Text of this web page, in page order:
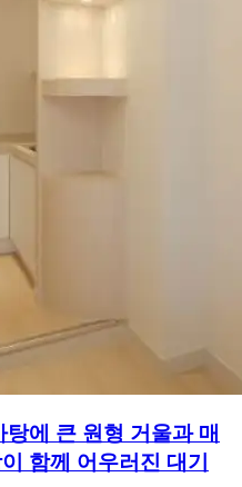
에 큰 원형 거울과 매
함께 어우러진 대기